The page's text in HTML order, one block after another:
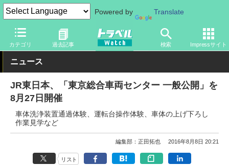
Powered by Translate
カテゴリ 過去記事 検索 Impressサイト
トラベル Watch 地域 国内旅行 東京
ニュース
JR東日本、「東京総合車両センター 一般公開」を
8月27日開催
車体洗浄装置通過体験、運転台操作体験、車体の上げ下ろし
作業見学など
編集部：正田拓也 2016年8月8日 20:21
リスト